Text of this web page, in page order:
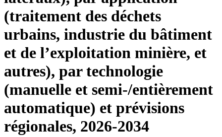
(traitement des déchets
urbains, industrie du bâtiment
et de l’exploitation minière, et
autres), par technologie
(manuelle et semi-/entièrement
automatique) et prévisions
régionales, 2026-2034